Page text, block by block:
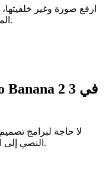
ارفع صورة وغير
المشهد عبر وصف التعديل بكلمات بسيطة.
لا حاجة لبرامج
النصي إلى الصورة النهائية في ثلاث خطوات سريعة.